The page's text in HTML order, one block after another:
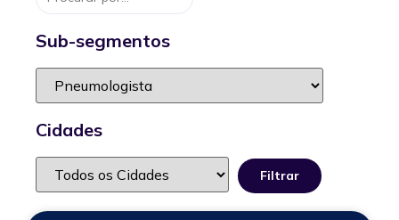
Sub-segmentos
Cidades